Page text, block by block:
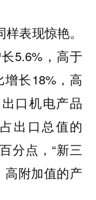
表现惊艳。
5.6%，高于
长18%，高
口机电产品
出口总值的
分点，“新三
高附加值的产